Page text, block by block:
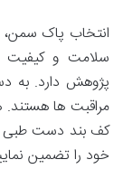
انتخاب پاک
سلامت و کیفیت
پژوهش دارد. به
مراقبت ها هستند.
کف بند دست طبی
خود را تضمین